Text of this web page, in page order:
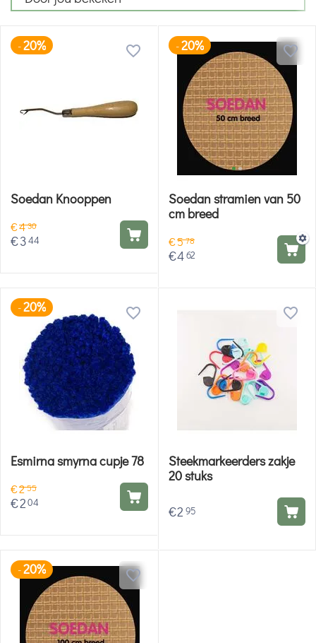
-20%
Soedan Knooppen
€430
€344
-20%
Soedan stramien van 50
cm breed
€578
€462
-20%
Esmirna smyrna cupje 78
€255
€204
Steekmarkeerders zakje
20 stuks
€2 95
-20%